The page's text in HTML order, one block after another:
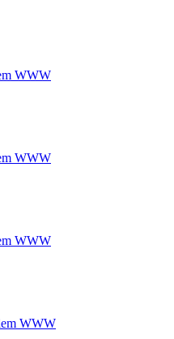
WWW
WWW
WWW
WWW